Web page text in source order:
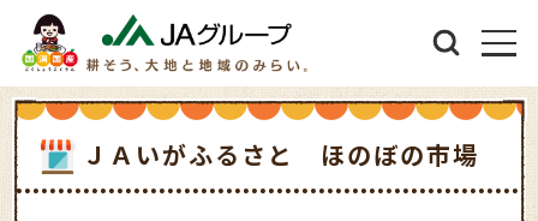
ＪＡいがふるさと ほのぼの市場